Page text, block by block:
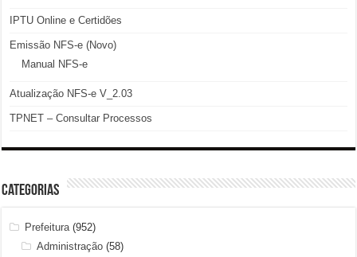
IPTU Online e Certidões
Emissão NFS-e (Novo)
Manual NFS-e
Atualização NFS-e V_2.03
TPNET – Consultar Processos
Categorias
Prefeitura (952)
Administração (58)